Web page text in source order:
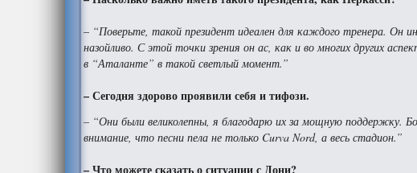
– “Поверьте, такой президент идеален для каждого тренера. Он
назойливо. С этой точки зрения он ас, как и во многих других
в “Аталанте” в такой светлый момент.”
– Сегодня здорово проявили себя и тифози.
– “Они были великолепны, я благодарю их за мощную поддержку.
внимание, что песни пела не только Curva Nord, а весь стадион.”
– Что можете сказать о ситуации с Дони?